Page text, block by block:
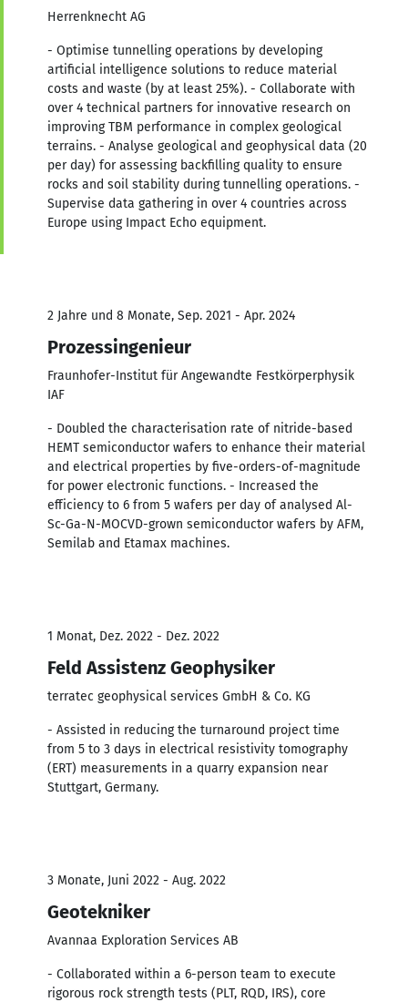
Herrenknecht AG
- Optimise tunnelling operations by developing
artificial intelligence solutions to reduce material
costs and waste (by at least 25%). - Collaborate with
over 4 technical partners for innovative research on
improving TBM performance in complex geological
terrains. - Analyse geological and geophysical data (20
per day) for assessing backfilling quality to ensure
rocks and soil stability during tunnelling operations. -
Supervise data gathering in over 4 countries across
Europe using Impact Echo equipment.
2 Jahre und 8 Monate, Sep. 2021 - Apr. 2024
Prozessingenieur
Fraunhofer-Institut für Angewandte Festkörperphysik
IAF
- Doubled the characterisation rate of nitride-based
HEMT semiconductor wafers to enhance their material
and electrical properties by five-orders-of-magnitude
for power electronic functions. - Increased the
efficiency to 6 from 5 wafers per day of analysed Al-
Sc-Ga-N-MOCVD-grown semiconductor wafers by AFM,
Semilab and Etamax machines.
1 Monat, Dez. 2022 - Dez. 2022
Feld Assistenz Geophysiker
terratec geophysical services GmbH & Co. KG
- Assisted in reducing the turnaround project time
from 5 to 3 days in electrical resistivity tomography
(ERT) measurements in a quarry expansion near
Stuttgart, Germany.
3 Monate, Juni 2022 - Aug. 2022
Geotekniker
Avannaa Exploration Services AB
- Collaborated within a 6-person team to execute
rigorous rock strength tests (PLT, RQD, IRS), core